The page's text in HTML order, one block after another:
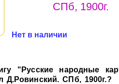
СПб, 1900г.
Нет в наличии
"Русские народные
Д.Ровинский. СПб, 1900г.?